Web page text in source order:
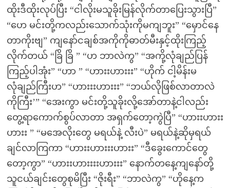
ထိုးဒီထိုးလုပ်ပြီး “ငါလိုးမသူခိုးမြန်လိုက်တာပြေးသွားပြီ”
“ဟေ မင်းတို့ကလည်းသောက်သုံးကိုမကျဘူး” “မှောင်နေ
တာကိုးဗျ” ကျနော်ငချစ်အကိုကိုဓာတ်မီးနှင့်ထိုးကြည့်
လိုက်တယ် “ခြိ ခြိ ” “ဟ ဘာလဲကွ” “အကို့လုံချည်ပြန်
ကြည့်ပါအုံး” “ဟာ ” “ဟားးဟားးး” “ဟိုက် ငါ့မိန်းမ
လုံချည်ကြီးဟ” “ဟားးးဟားးး” “ဘယ်လိုဖြစ်လာတာလဲ
ကိုကြီး’” “အေးကွာ မင်းတို့သူခိုးလို့အော်တာနဲ့ငါလည်း
တွေ့ရာကောက်စွပ်လာတာ အရှက်တော့ကွဲပြီ” “ဟားးဟားး
ဟားး ” “မအေလိုးတွေ မရယ်နဲ့ လီးပဲ” မရယ်နဲ့ဆိုမှရယ်
ချင်လာကြကာ “ဟားးဟားးးဟားး” “ဒီခွေးကောင်တွေ
တော့ကွာ” “ဟားးဟားးးးဟားးး” နောက်တနေ့ကျနော်တို့
သူငယ်ချင်းတွေစုမိပြီး “ဇိုးရီး” “ဘာလဲကွ” “ဟိုနေ့က